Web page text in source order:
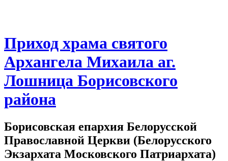
Приход храма святого
Архангела Михаила аг.
Лошница Борисовского
района
Борисовская епархия Белорусской
Православной Церкви (Белорусского
Экзархата Московского Патриархата)